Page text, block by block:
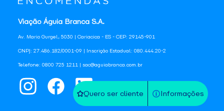
Quero ser cliente Informações
Viação Águia Branca S.A.
Av. Mario Gurgel, 5030 | Cariacica - ES - CEP: 29145-901
CNPJ: 27.486.182/0001-09 | Inscrição Estadual: 080.444.20-2
Telefone: 0800 725 1211 | sac@aguiabranca.com.br